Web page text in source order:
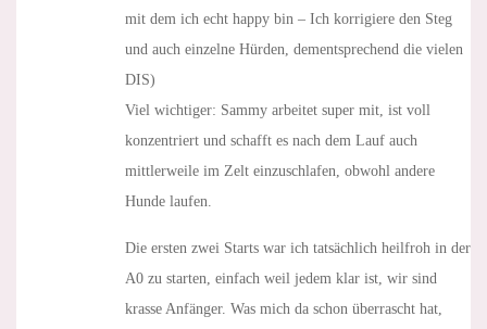
mit dem ich echt happy bin – Ich korrigiere den Steg
und auch einzelne Hürden, dementsprechend die vielen
DIS)
Viel wichtiger: Sammy arbeitet super mit, ist voll
konzentriert und schafft es nach dem Lauf auch
mittlerweile im Zelt einzuschlafen, obwohl andere
Hunde laufen.
Die ersten zwei Starts war ich tatsächlich heilfroh in der
A0 zu starten, einfach weil jedem klar ist, wir sind
krasse Anfänger. Was mich da schon überrascht hat,